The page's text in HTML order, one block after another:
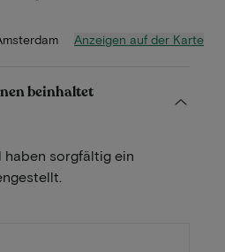
Anzeigen auf der Karte
beinhaltet
haben sorgfältig ein